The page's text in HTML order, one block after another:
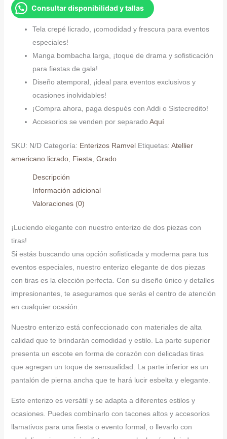
piezas
cantidad
Consultar disponibilidad y tallas
Tela crepé licrado, ¡comodidad y frescura para eventos
especiales!
Manga bombacha larga, ¡toque de drama y sofisticación
para fiestas de gala!
Diseño atemporal, ¡ideal para eventos exclusivos y
ocasiones inolvidables!
¡Compra ahora, paga después con Addi o Sistecredito!
Accesorios se venden por separado Aquí
SKU: N/D Categoría: Enterizos Ramvel Etiquetas: Atellier
americano licrado, Fiesta, Grado
Descripción
Información adicional
Valoraciones (0)
¡Luciendo elegante con nuestro enterizo de dos piezas con
tiras!
Si estás buscando una opción sofisticada y moderna para tus
eventos especiales, nuestro enterizo elegante de dos piezas
con tiras es la elección perfecta. Con su diseño único y detalles
impresionantes, te aseguramos que serás el centro de atención
en cualquier ocasión.
Nuestro enterizo está confeccionado con materiales de alta
calidad que te brindarán comodidad y estilo. La parte superior
presenta un escote en forma de corazón con delicadas tiras
que agregan un toque de sensualidad. La parte inferior es un
pantalón de pierna ancha que te hará lucir esbelta y elegante.
Este enterizo es versátil y se adapta a diferentes estilos y
ocasiones. Puedes combinarlo con tacones altos y accesorios
llamativos para una fiesta o evento formal, o llevarlo con